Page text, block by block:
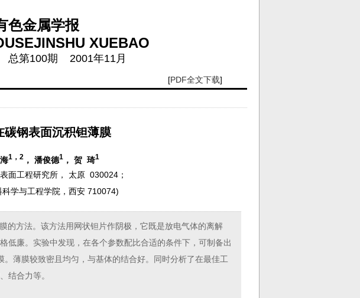
色金属学报
XUEBAO
第100期 2001年11月
[PDF全文下载]
碳钢表面沉积钽薄膜
1，2， 潘俊德1， 贺 琦1
面工程研究所， 太原 030024；
学与工程学院，西安 710074)
的方法。该方法用网状钽片作阴极，它既是放电气体的离解
低廉。实验中发现，在各个参数配比合适的条件下，可制备出
薄膜较致密且均匀，与基体的结合好。同时分析了在最佳工
结合力等。